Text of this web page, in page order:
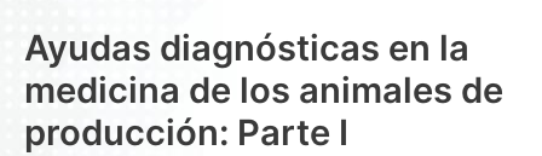
Ayudas diagnósticas en la
medicina de los animales de
producción: Parte I